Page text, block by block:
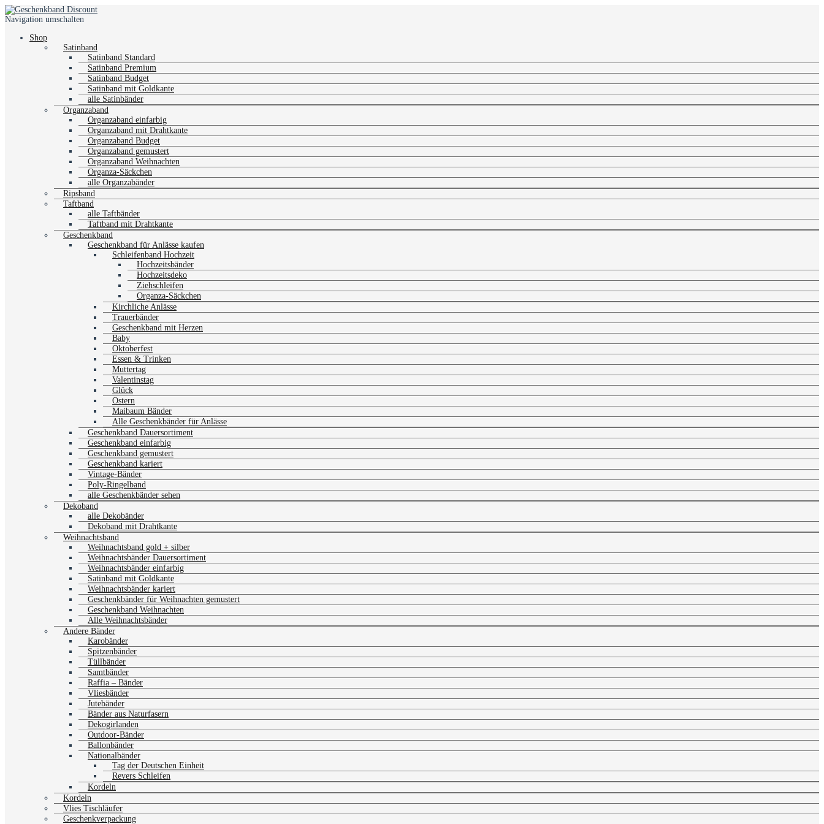
Navigation umschalten
Shop
Satinband
Satinband Standard
Satinband Premium
Satinband Budget
Satinband mit Goldkante
alle Satinbänder
Organzaband
Organzaband einfarbig
Organzaband mit Drahtkante
Organzaband Budget
Organzaband gemustert
Organzaband Weihnachten
Organza-Säckchen
alle Organzabänder
Ripsband
Taftband
alle Taftbänder
Taftband mit Drahtkante
Geschenkband
Geschenkband für Anlässe kaufen
Schleifenband Hochzeit
Hochzeitsbänder
Hochzeitsdeko
Ziehschleifen
Organza-Säckchen
Kirchliche Anlässe
Trauerbänder
Geschenkband mit Herzen
Baby
Oktoberfest
Essen & Trinken
Muttertag
Valentinstag
Glück
Ostern
Maibaum Bänder
Alle Geschenkbänder für Anlässe
Geschenkband Dauersortiment
Geschenkband einfarbig
Geschenkband gemustert
Geschenkband kariert
Vintage-Bänder
Poly-Ringelband
alle Geschenkbänder sehen
Dekoband
alle Dekobänder
Dekoband mit Drahtkante
Weihnachtsband
Weihnachtsband gold + silber
Weihnachtsbänder Dauersortiment
Weihnachtsbänder einfarbig
Satinband mit Goldkante
Weihnachtsbänder kariert
Geschenkbänder für Weihnachten gemustert
Geschenkband Weihnachten
Alle Weihnachtsbänder
Andere Bänder
Karobänder
Spitzenbänder
Tüllbänder
Samtbänder
Raffia – Bänder
Vliesbänder
Jutebänder
Bänder aus Naturfasern
Dekogirlanden
Outdoor-Bänder
Ballonbänder
Nationalbänder
Tag der Deutschen Einheit
Revers Schleifen
Kordeln
Kordeln
Vlies Tischläufer
Geschenkverpackung